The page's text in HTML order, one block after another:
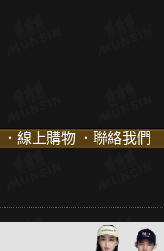
．線上購物 ．聯絡我們